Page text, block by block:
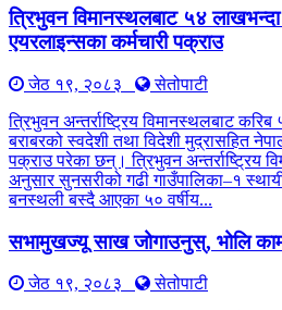
त्रिभुवन विमानस्थलबाट ५४
एयरलाइन्सका कर्मचारी पक्राउ
जेठ १९, २०८३
सेतोपाटी
त्रिभुवन अन्तर्राष्ट्रिय विमानस्थलबाट
बराबरको स्वदेशी तथा विदेशी मुद्रासहित
पक्राउ परेका छन्। त्रिभुवन अन्तर्राष्ट्रिय
अनुसार सुनसरीको गढी गाउँपालिका–१
बनस्थली बस्दै आएका ५० वर्षीय...
सभामुखज्यू साख जोगाउनुस्, भोलि
जेठ १९, २०८३
सेतोपाटी